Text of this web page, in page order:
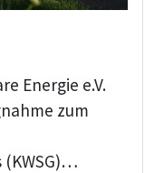
Energie e.V.
zum
(KWSG)…